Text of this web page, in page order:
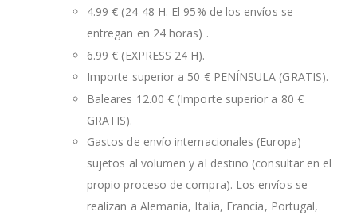
4.99 € (24-48 H. El 95% de los envíos se
entregan en 24 horas) .
6.99 € (EXPRESS 24 H).
Importe superior a 50 € PENÍNSULA (GRATIS).
Baleares 12.00 € (Importe superior a 80 €
GRATIS).
Gastos de envío internacionales (Europa)
sujetos al volumen y al destino (consultar en el
propio proceso de compra). Los envíos se
realizan a Alemania, Italia, Francia, Portugal,